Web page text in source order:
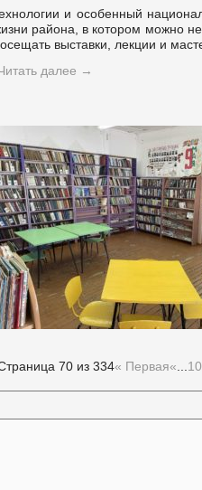
и особенный
района, в котором можно
выставки, лекции и
далее →
70 из 334« Первая« 10